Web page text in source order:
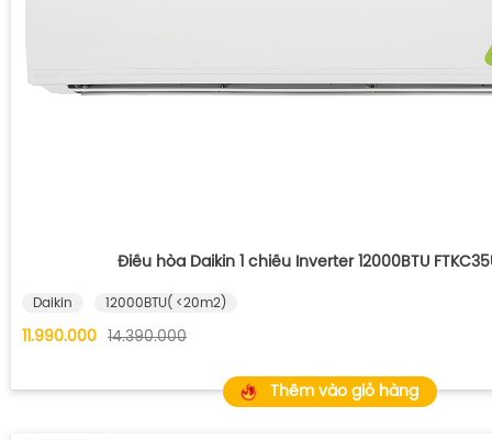
Điều hòa Daikin 1 chiều Inverter 12000BTU
Daikin 12000BTU( <20m2)
11.990.000 14.390.000
Thêm vào giỏ hàng